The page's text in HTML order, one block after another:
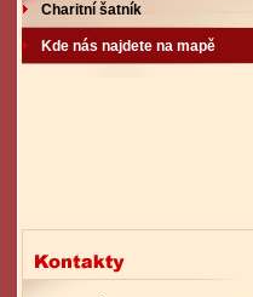
Charitní šatník
Kde nás najdete na mapě